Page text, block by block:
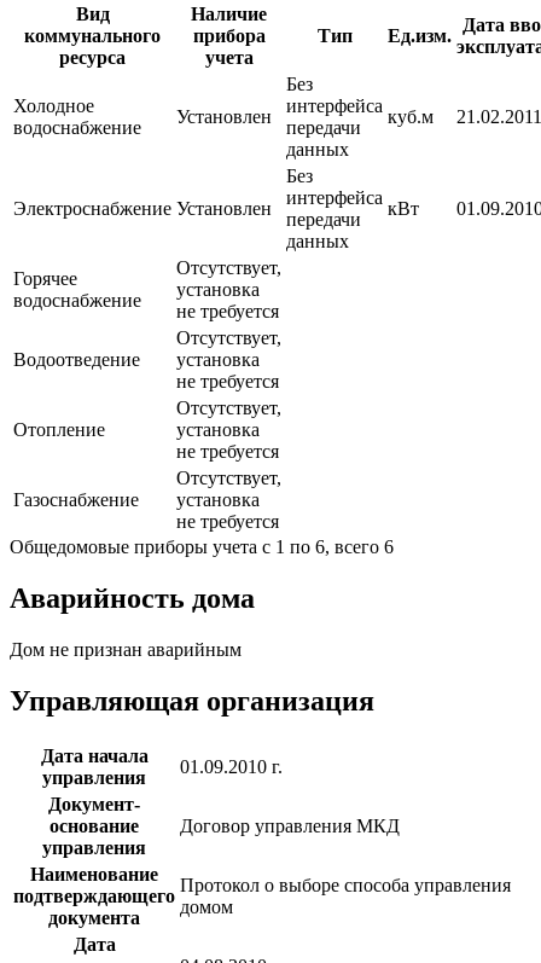
Вид
коммунального
ресурса
Наличие
прибора
учета
Тип Ед.изм.
Дата
Холодное
водоснабжение
Установлен
Без
интерфейса
передачи
данных
куб.м
Электроснабжение Установлен
Без
интерфейса
передачи
данных
кВт
Горячее
водоснабжение
Отсутствует,
установка
не требуется
Водоотведение
Отсутствует,
установка
не требуется
Отопление
Отсутствует,
установка
не требуется
Газоснабжение
Отсутствует,
установка
не требуется
Общедомовые приборы учета с 1 по 6, всего 6
Аварийность дома
Дом не признан аварийным
Управляющая организация
Дата начала
управления
01.09.2010 г.
Документ-
основание
управления
Договор управления МКД
Наименование
подтверждающего
документа
Протокол о выборе способа управления
домом
Дата